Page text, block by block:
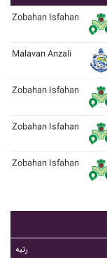
Zobahan Isfahan
Malavan Anzali
Zobahan Isfahan
Zobahan Isfahan
Zobahan Isfahan
رتبه